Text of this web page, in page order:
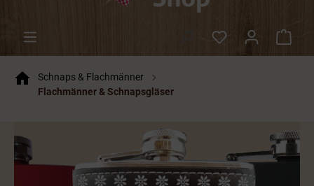
Schnaps & Flachmänner
Flachmänner & Schnapsgläser